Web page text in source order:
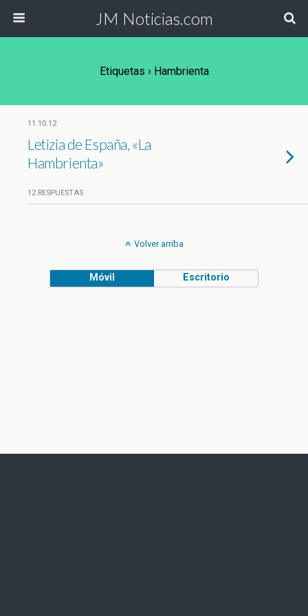
JM Noticias.com
Etiquetas › Hambrienta
11.10.12
Letizia de España, «La
Hambrienta»
12 RESPUESTAS
Volver arriba
Móvil Escritorio